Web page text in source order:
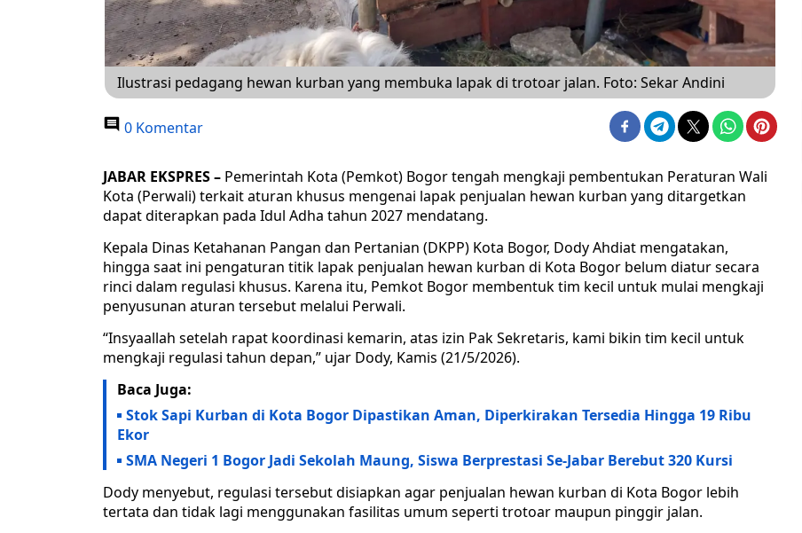
Ilustrasi pedagang hewan kurban yang membuka lapak di trotoar jalan. Foto: Sekar Andini
0 Komentar
JABAR EKSPRES – Pemerintah Kota (Pemkot) Bogor tengah mengkaji pembentukan Peraturan Wali
Kota (Perwali) terkait aturan khusus mengenai lapak penjualan hewan kurban yang ditargetkan
dapat diterapkan pada Idul Adha tahun 2027 mendatang.
Kepala Dinas Ketahanan Pangan dan Pertanian (DKPP) Kota Bogor, Dody Ahdiat mengatakan,
hingga saat ini pengaturan titik lapak penjualan hewan kurban di Kota Bogor belum diatur secara
rinci dalam regulasi khusus. Karena itu, Pemkot Bogor membentuk tim kecil untuk mulai mengkaji
penyusunan aturan tersebut melalui Perwali.
“Insyaallah setelah rapat koordinasi kemarin, atas izin Pak Sekretaris, kami bikin tim kecil untuk
mengkaji regulasi tahun depan,” ujar Dody, Kamis (21/5/2026).
Baca Juga:
Stok Sapi Kurban di Kota Bogor Dipastikan Aman, Diperkirakan Tersedia Hingga 19 Ribu
Ekor
SMA Negeri 1 Bogor Jadi Sekolah Maung, Siswa Berprestasi Se-Jabar Berebut 320 Kursi
Dody menyebut, regulasi tersebut disiapkan agar penjualan hewan kurban di Kota Bogor lebih
tertata dan tidak lagi menggunakan fasilitas umum seperti trotoar maupun pinggir jalan.